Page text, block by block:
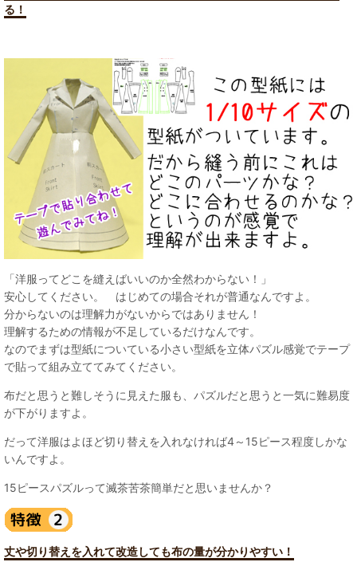
る！
「洋服ってどこを縫えばいいのか全然わからない！」
安心してください。 はじめての場合それが普通なんですよ。
分からないのは理解力がないからではありません！
理解するための情報が不足しているだけなんです。
なのでまずは型紙についている小さい型紙を立体パズル感覚でテープ
で貼って組み立ててみてください。
布だと思うと難しそうに見えた服も、パズルだと思うと一気に難易度
が下がりますよ。
だって洋服はよほど切り替えを入れなければ4～15ピース程度しかな
いんですよ。
15ピースパズルって滅茶苦茶簡単だと思いませんか？
丈や切り替えを入れて改造しても布の量が分かりやすい！